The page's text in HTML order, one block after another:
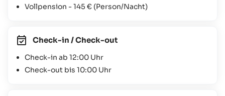
Vollpension - 145 € (Person/Nacht)
Check-in / Check-out
Check-in ab 12:00 Uhr
Check-out bis 10:00 Uhr